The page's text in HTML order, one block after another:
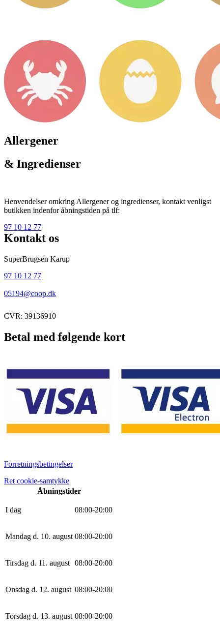
Allergener
& Ingredienser
Henvendelser omkring Allergener og ingredienser, kontakt venligst
butikken indenfor åbningstiden på tlf:
97 10 12 77
Kontakt os
SuperBrugsen Karup
97 10 12 77
05194@coop.dk
CVR: 39136910
Betal med følgende kort
Forretningsbetingelser
Ret cookie-samtykke
Åbningstider
I dag 08:00-20:00
Mandag d. 10. august 08:00-20:00
Tirsdag d. 11. august 08:00-20:00
Onsdag d. 12. august 08:00-20:00
Torsdag d. 13. august 08:00-20:00